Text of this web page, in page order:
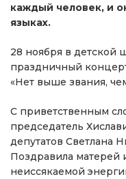
каждый человек, и
языках.
28 ноября в детской
праздничный
«Нет выше звания,
С приветственным
председатель
депутатов Светлана
Поздравила матерей
неиссякаемой